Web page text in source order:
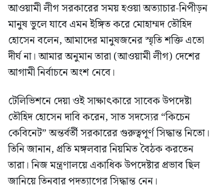
আওয়ামী লীগ সরকারের সময় হওয়া অত্যাচার-নিপীড়ন
মানুষ ভুলে যাবে এমন ইঙ্গিত করে মোহাম্মদ তৌহিদ
হোসেন বলেন, আমাদের মানুষজনের স্মৃতি শক্তি এতো
দীর্ঘ না। আমার অনুমান তারা (আওয়ামী লীগ) দেশের
আগামী নির্বাচনে অংশ নেবে।
টেলিভিশনে দেয়া ওই সাক্ষাৎকারে সাবেক উপদেষ্টা
তৌহিদ হোসেন দাবি করেন, সাত সদস্যের “কিচেন
কেবিনেট” অন্তর্বর্তী সরকারের গুরুত্বপূর্ণ সিদ্ধান্ত নিতো।
তিনি জানান, প্রতি মঙ্গলবার নিয়মিত বৈঠক করতেন
তারা। নিজ মন্ত্রণালয়ে একাধিক উপদেষ্টার প্রভাব ছিল
জানিয়ে তিনবার পদত্যাগের সিদ্ধান্ত নেন।